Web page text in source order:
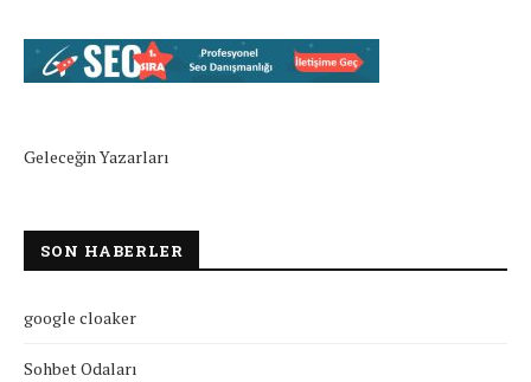
Geleceğin Yazarları
SON HABERLER
google cloaker
Sohbet Odaları